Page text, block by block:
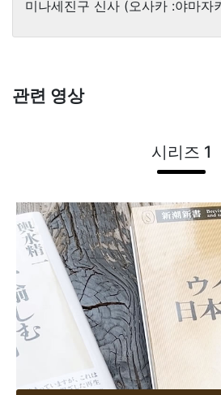
미나세진구 신사 (오사카 :야마자
관련 영상
시리즈 1